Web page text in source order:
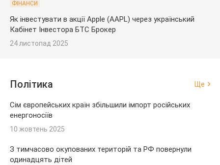
ФІНАНСИ
Як інвестувати в акції Apple (AAPL) через український
Кабінет Інвестора БТС Брокер
24 листопад 2025
Політика Ще
Сім європейських країн збільшили імпорт російських
енергоносіїв
10 жовтень 2025
З тимчасово окупованих територій та РФ повернули
одинадцять дітей